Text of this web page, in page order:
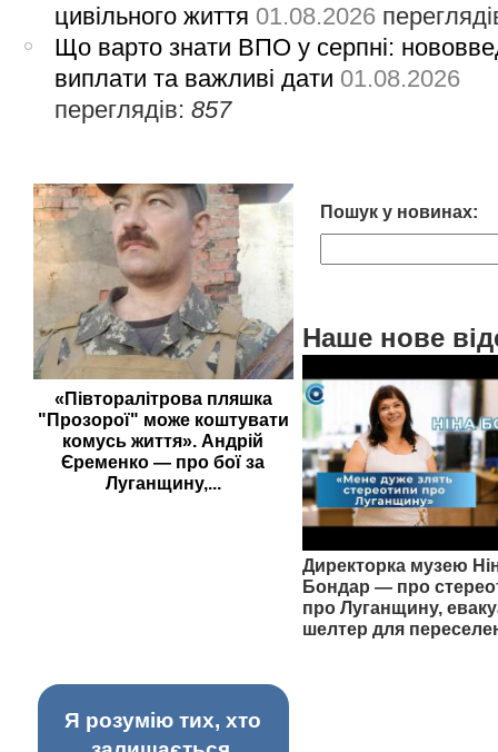
цивільного життя 01.08.2026
Що варто знати ВПО у серпні:
виплати та важливі дати 01.08.2026
переглядів:857
«Півторалітрова пляшка
"Прозорої" може коштувати
комусь життя». Андрій
Єременко — про бої за
Луганщину,...
Пошук у новинах:
Наше нове
Директорка музею
Бондар — про
про Луганщину,
шелтер для
Я розумію тих, хто